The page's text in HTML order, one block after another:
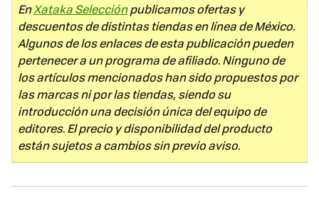
EnXataka Selecciónpublicamos ofertas y
descuentos de distintas tiendas en línea de México.
Algunos de los enlaces de esta publicación pueden
pertenecer a un programa de afiliado. Ninguno de
los artículos mencionados han sido propuestos por
las marcas ni por las tiendas, siendo su
introducción una decisión única del equipo de
editores. El precio y disponibilidad del producto
están sujetos a cambios sin previo aviso.